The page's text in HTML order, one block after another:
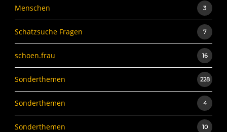
Menschen 3
Schatzsuche Fragen 7
schoen.frau 16
Sonderthemen 228
Sonderthemen 4
Sonderthemen 10